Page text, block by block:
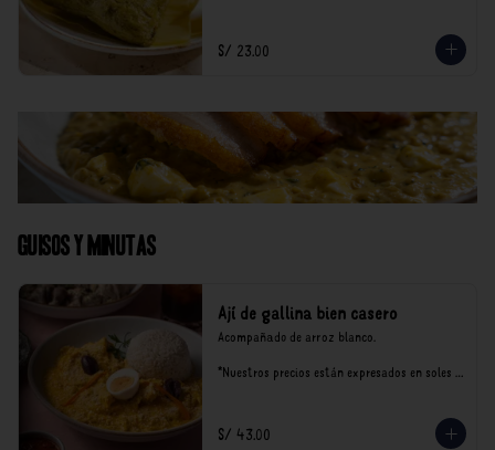
S/ 23.00
Guisos y Minutas
Ají de gallina bien casero
Acompañado de arroz blanco.
*Nuestros precios están expresados en soles e
S/ 43.00